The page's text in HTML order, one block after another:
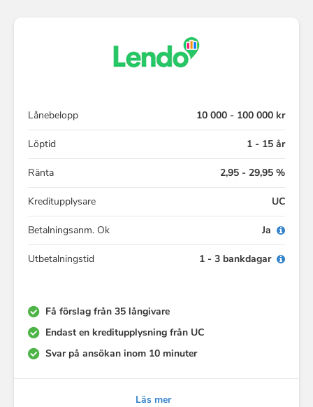
Lånebelopp 10 000 - 100 000 kr
Löptid 1 - 15 år
Ränta 2,95 - 29,95 %
Kreditupplysare UC
Betalningsanm. Ok Ja
Utbetalningstid 1 - 3 bankdagar
Få förslag från 35 långivare
Endast en kreditupplysning från UC
Svar på ansökan inom 10 minuter
Läs mer